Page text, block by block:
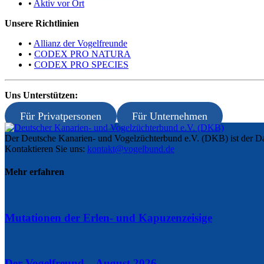
• Aktiv vor Ort
Unsere Richtlinien
• Allianz der Vogelfreunde
• CODEX PRO NATURA
• CODEX PRO SPECIES
Uns Unterstützen:
Für Privatpersonen Für Unternehmen
Der Deutsche Kanarien- und Vogelzüchterbund e.V. (DKB) ist der
Kontaktieren Sie uns: kontakt@vogelbund.de
Mehr erfahren
Mutationen der Erlen- und Kapuzenzeisige